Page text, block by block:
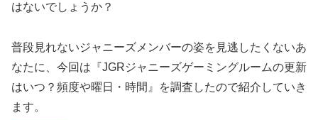
はないでしょうか？
普段見れないジャニーズメンバーの姿を見逃したくないあ
なたに、今回は『JGRジャニーズゲーミングルームの更新
はいつ？頻度や曜日・時間』を調査したので紹介していき
ます。